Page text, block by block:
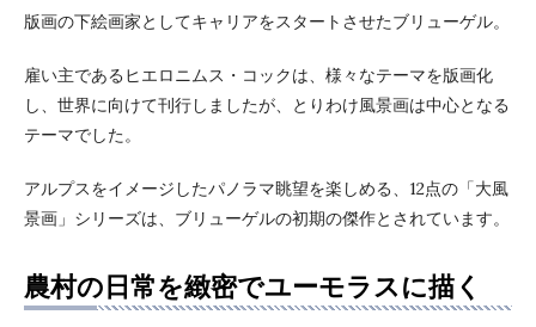
版画の下絵画家としてキャリアをスタートさせたブリューゲル。
雇い主であるヒエロニムス・コックは、様々なテーマを版画化
し、世界に向けて刊行しましたが、とりわけ風景画は中心となる
テーマでした。
アルプスをイメージしたパノラマ眺望を楽しめる、12点の「大風
景画」シリーズは、ブリューゲルの初期の傑作とされています。
農村の日常を緻密でユーモラスに描く